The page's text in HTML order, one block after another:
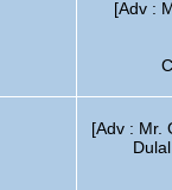
[Adv :
[Adv : Mr.